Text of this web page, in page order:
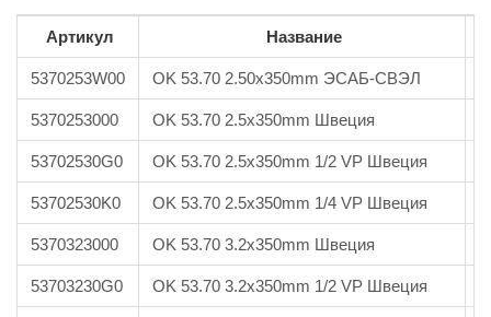
Артикул Название
5370253W00 OK 53.70 2.50x350mm ЭСАБ-СВЭЛ
5370253000 OK 53.70 2.5x350mm Швеция
53702530G0 OK 53.70 2.5x350mm 1/2 VP Швеция
53702530K0 OK 53.70 2.5x350mm 1/4 VP Швеция
5370323000 OK 53.70 3.2x350mm Швеция
53703230G0 OK 53.70 3.2x350mm 1/2 VP Швеция